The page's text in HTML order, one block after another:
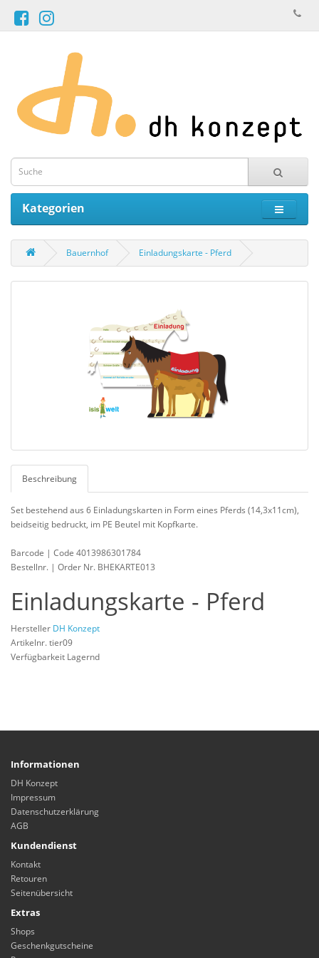
Kategorien
Bauernhof Einladungskarte - Pferd
Beschreibung
Set bestehend aus 6 Einladungskarten in Form eines Pferds (14,3x11cm),
beidseitig bedruckt, im PE Beutel mit Kopfkarte.
Barcode | Code 4013986301784
Bestellnr. | Order Nr. BHEKARTE013
Einladungskarte - Pferd
Hersteller DH Konzept
Artikelnr. tier09
Verfügbarkeit Lagernd
Informationen
DH Konzept
Impressum
Datenschutzerklärung
AGB
Kundendienst
Kontakt
Retouren
Seitenübersicht
Extras
Shops
Geschenkgutscheine